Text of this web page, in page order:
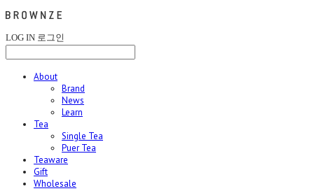
LOG IN 로그인
About
Brand
News
Learn
Tea
Single Tea
Puer Tea
Teaware
Gift
Wholesale